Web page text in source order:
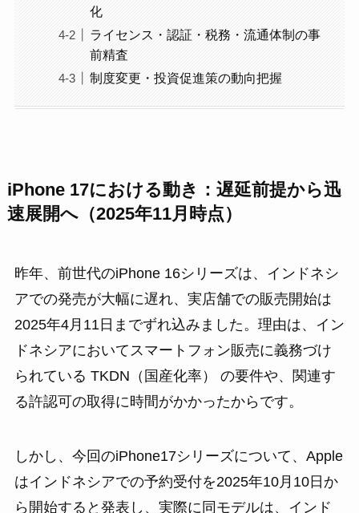
化
ライセンス・認証・税務・流通体制の事
前精査
制度変更・投資促進策の動向把握
iPhone 17における動き：遅延前提から迅
速展開へ（2025年11月時点）
昨年、前世代のiPhone 16シリーズは、インドネシ
アでの発売が大幅に遅れ、実店舗での販売開始は
2025年4月11日までずれ込みました。理由は、イン
ドネシアにおいてスマートフォン販売に義務づけ
られている TKDN（国産化率） の要件や、関連す
る許認可の取得に時間がかかったからです。
しかし、今回のiPhone17シリーズについて、Apple
はインドネシアでの予約受付を2025年10月10日か
ら開始すると発表し、実際に同モデルは、インド